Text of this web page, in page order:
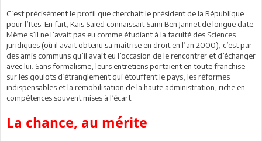
C’est précisément le profil que cherchait le président de la République
pour l’Ites. En fait, Kaïs Saïed connaissait Sami Ben Jannet de longue date.
Même s’il ne l’avait pas eu comme étudiant à la faculté des Sciences
juridiques (où il avait obtenu sa maîtrise en droit en l’an 2000), c’est par
des amis communs qu’il avait eu l’occasion de le rencontrer et d’échanger
avec lui. Sans formalisme, leurs entretiens portaient en toute franchise
sur les goulots d’étranglement qui étouffent le pays, les réformes
indispensables et la remobilisation de la haute administration, riche en
compétences souvent mises à l’écart.
La chance, au mérite